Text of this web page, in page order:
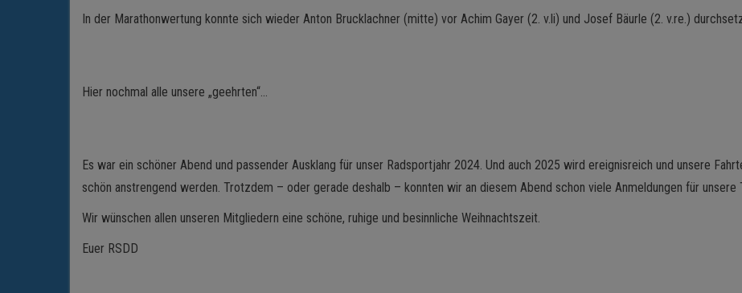
In der Marathonwertung konnte sich wieder Anton Brucklachner (mitte) vor Achim Gayer (2. v.li) und Josef Bäurle (2. v.re.)
Hier nochmal alle unsere „geehrten“…
Es war ein schöner Abend und passender Ausklang für unser Radsportjahr 2024. Und auch 2025 wird ereignisreich und unsere
schön anstrengend werden. Trotzdem – oder gerade deshalb – konnten wir an diesem Abend schon viele Anmeldungen für unsere
Wir wünschen allen unseren Mitgliedern eine schöne, ruhige und besinnliche Weihnachtszeit.
Euer RSDD